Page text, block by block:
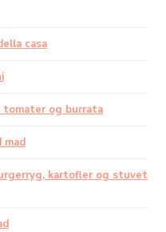
casa
tomater og burrata
mad
kartofler og stuvet